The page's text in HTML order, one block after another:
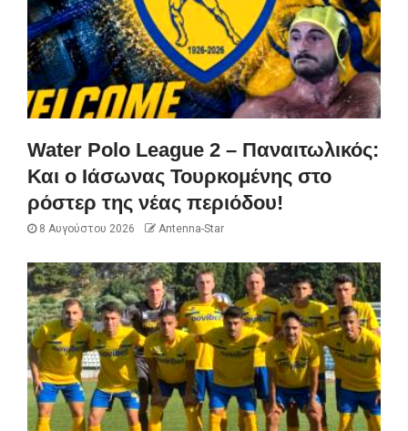
Water Polo League 2 – Παναιτωλικός:
Και ο Ιάσωνας Τουρκομένης στο
ρόστερ της νέας περιόδου!
8 Αυγούστου 2026 Antenna-Star